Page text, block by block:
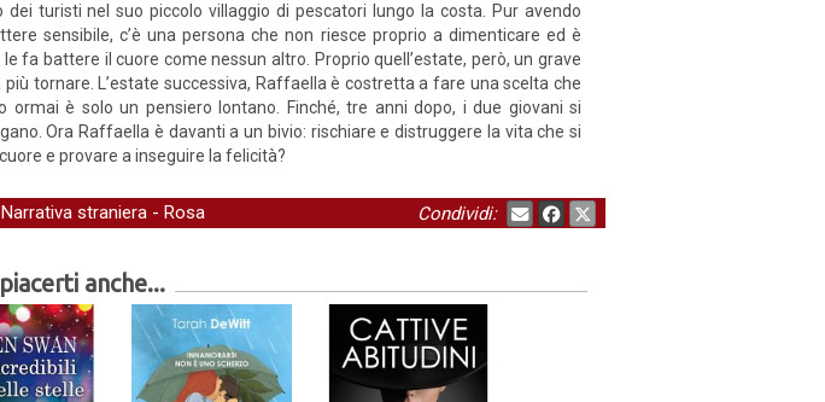
turisti nel suo piccolo villaggio di pescatori lungo la costa. Pur avendo
sensibile, c’è una persona che non riesce proprio a dimenticare ed è
fa battere il cuore come nessun altro. Proprio quell’estate, però, un grave
tornare. L’estate successiva, Raffaella è costretta a fare una scelta che
è solo un pensiero lontano. Finché, tre anni dopo, i due giovani si
Ora Raffaella è davanti a un bivio: rischiare e distruggere la vita che si
e provare a inseguire la felicità?
Narrativa straniera - Rosa Condividi:
anche...